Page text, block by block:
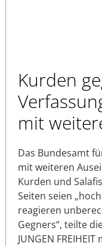
Kurden
mit
Das Bundesamt
mit weiteren
Kurden und
Seiten seien
reagieren
Gegners“, teilte
JUNGEN FREIHEIT